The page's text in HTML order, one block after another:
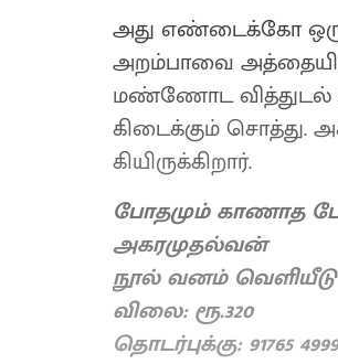
அது எண்டைக்கோ
அறம்பாவை
மண்ணோட ​வித்​துடல்
கிடைக்​கும் சொத்து.
கி​யிருக்​கிறார்​.
போதமும் காணாத
அகரமுதல்வன்
நூல் வனம் வெளியீடு
விலை: ரூ.320
தொடர்புக்கு: 91765